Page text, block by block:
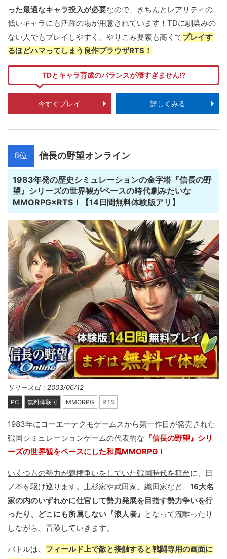
った最適なキャラ投入が必要なので、きちんとレアリティの
低いキャラにも活躍の場が用意されています！TDに馴染みの
ない人でもプレイしやすく、やりこみ要素も高くてプレイす
るほどハマってしまう良作ブラウザRTS！
TDとキャラ育成のバランスが凄すぎません⁉
今すぐプレイ 詳しくみる
6位 信長の野望オンライン
1983年発の歴史シミュレーションの金字塔『信長の野
望』シリーズの世界観がベースの時代劇みたいな
MMORPG×RTS！【14日間無料体験版アリ】
リリース日：2003/06/12
PC 無料体験可 MMORPG RTS
1983年にコーエーテクモゲームスから第一作目が発売された
戦国シミュレーションゲームの代表的な 『信長の野望』シリ
ーズの世界観をベースにした和風MMORPG！
いくつもの勢力が覇権争いをしていた戦国時代を舞台に、日
ノ本を駆け巡ります。上杉家や武田家、織田家など、 16大名
家の内のいずれかに仕官して勢力発展を目指す勢力争いを行
ったり、どこにも所属しない『浪人者』 となって流離ったり
しながら、冒険していきます。
バトルは、 フィールド上で敵と接触すると戦闘専用の画面に